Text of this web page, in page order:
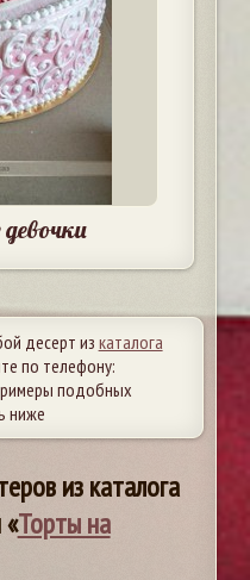
десерт из каталога
по телефону:
подобных
ниже
из каталога
Торты на